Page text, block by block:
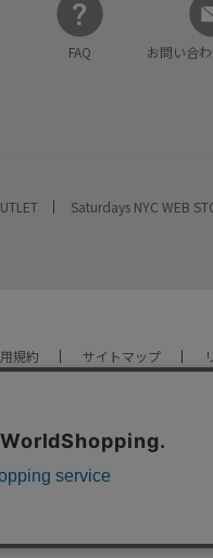
FAQ お問い合
Saturdays NYC WEB
規約 サイトマップ